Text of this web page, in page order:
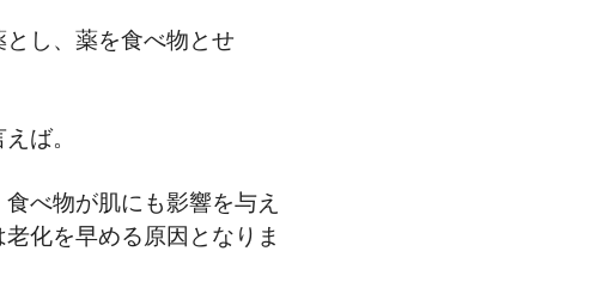
し、薬を食べ物とせ
ば。
べ物が肌にも影響を与え
化を早める原因となりま